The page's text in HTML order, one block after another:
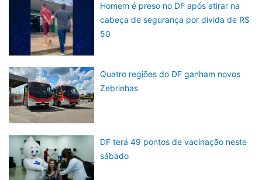
Homem é preso no DF após atirar na
cabeça de segurança por divida de R$
50
Quatro regiões do DF ganham novos
Zebrinhas
DF terá 49 pontos de vacinação neste
sábado